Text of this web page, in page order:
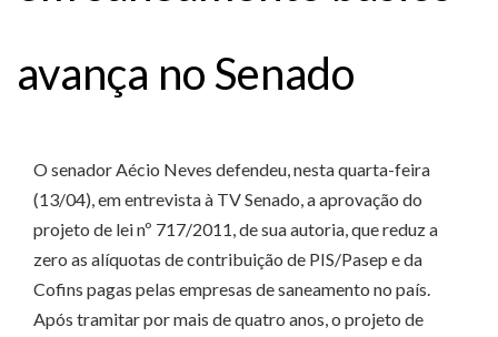
avança no Senado
O senador Aécio Neves defendeu, nesta quarta-feira
(13/04), em entrevista à TV Senado, a aprovação do
projeto de lei nº 717/2011, de sua autoria, que reduz a
zero as alíquotas de contribuição de PIS/Pasep e da
Cofins pagas pelas empresas de saneamento no país.
Após tramitar por mais de quatro anos, o projeto de